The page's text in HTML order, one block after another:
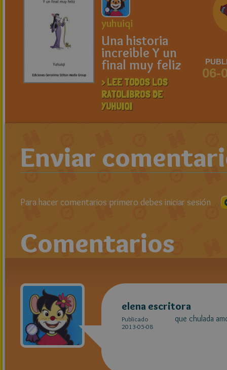
yuhuiqi
Una historia
increible Y un
final muy feliz
> LEE TODOS LOS
RATOLIBROS DE
YUHUIQI
06-
Enviar
Para hacer comentarios primero debes iniciar sesión
Comentarios
elena escritora
Publicado
2013-05-08
que chulada